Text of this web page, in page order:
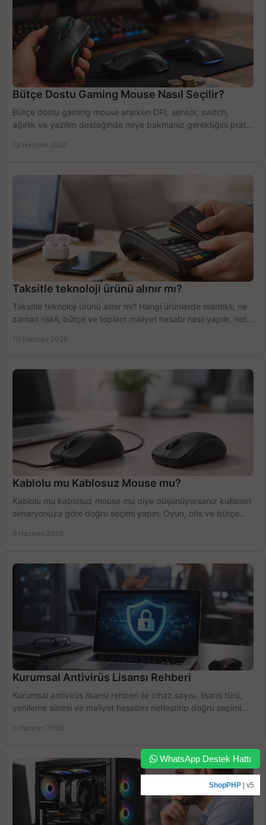
Bütçe Dostu Gaming Mouse Nasıl Seçilir?
Bütçe dostu gaming mouse ararken DPI, sensör, switch,
ağırlık ve yazılım desteğinde neye bakmanız gerektiğini pratik
12 Haziran 2026
Taksitle teknoloji ürünü alınır mı?
Taksitle teknoloji ürünü alınır mı? Hangi ürünlerde mantıklı, ne
zaman riskli, bütçe ve toplam maliyet hesabı nasıl yapılır, net
10 Haziran 2026
Kablolu mu Kablosuz Mouse mu?
Kablolu mu kablosuz mouse mu diye düşünüyorsanız kullanım
senaryonuza göre doğru seçimi yapın. Oyun, ofis ve bütçe
8 Haziran 2026
Kurumsal Antivirüs Lisansı Rehberi
Kurumsal antivirüs lisansı rehberi ile cihaz sayısı, lisans türü,
yenileme süresi ve maliyet hesabını netleştirip doğru seçimi
6 Haziran 2026
WhatsApp Destek Hattı
ShopPHP | v5